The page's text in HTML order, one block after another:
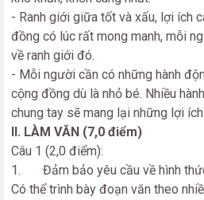
- Ranh giới giữa tốt và xấu, lợi ích
đồng có lúc rất mong manh, mỗi
về ranh giới đó.
- Mỗi người cần có những hành
cộng đồng dù là nhỏ bé. Nhiều
chung tay sẽ mang lại những lợi
II. LÀM VĂN (7,0 điểm)
Câu 1 (2,0 điểm):
1. Đảm bảo yêu cầu về hình
Có thể trình bày đoạn văn theo